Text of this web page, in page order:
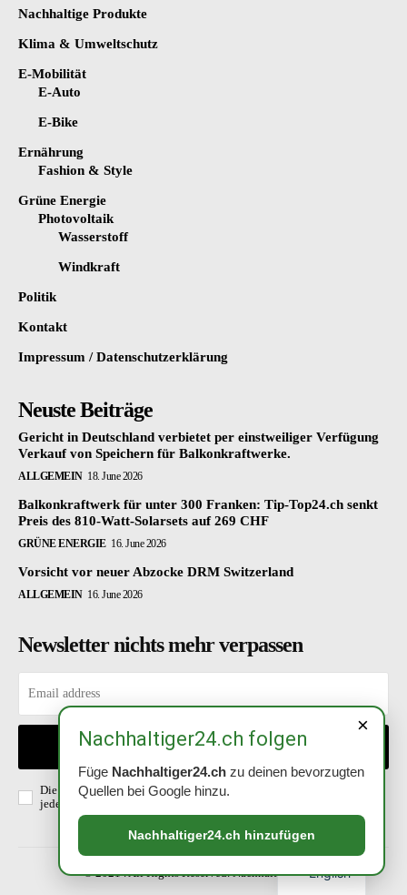
Nachhaltige Produkte
Klima & Umweltschutz
E-Mobilität
E-Auto
E-Bike
Ernährung
Fashion & Style
Grüne Energie
Photovoltaik
Wasserstoff
Windkraft
Politik
Kontakt
Impressum / Datenschutzerklärung
Neuste Beiträge
Gericht in Deutschland verbietet per einstweiliger Verfügung
Verkauf von Speichern für Balkonkraftwerke.
ALLGEMEIN 18. June 2026
Balkonkraftwerk für unter 300 Franken: Tip-Top24.ch senkt
Preis des 810-Watt-Solarsets auf 269 CHF
GRÜNE ENERGIE 16. June 2026
Vorsicht vor neuer Abzocke DRM Switzerland
ALLGEMEIN 16. June 2026
Newsletter nichts mehr verpassen
EINTRAGEN
Die Richtlinien habe ich gelesen und akzeptiert. Abmeldung ist
jederzeit möglich.
© 2021 . All Rights Reserved. Nachhaltiger24.ch
×
Nachhaltiger24.ch folgen
Füge Nachhaltiger24.ch zu deinen bevorzugten
Quellen bei Google hinzu.
Nachhaltiger24.ch hinzufügen
English